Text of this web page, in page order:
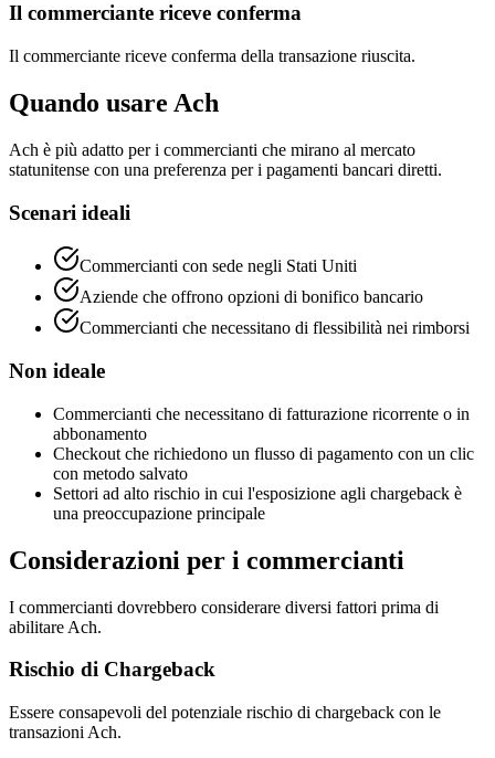
Il commerciante riceve conferma
Il commerciante riceve conferma della transazione riuscita.
Quando usare Ach
Ach è più adatto per i commercianti che mirano al mercato
statunitense con una preferenza per i pagamenti bancari diretti.
Scenari ideali
Commercianti con sede negli Stati Uniti
Aziende che offrono opzioni di bonifico bancario
Commercianti che necessitano di flessibilità nei rimborsi
Non ideale
Commercianti che necessitano di fatturazione ricorrente o in
abbonamento
Checkout che richiedono un flusso di pagamento con un clic
con metodo salvato
Settori ad alto rischio in cui l'esposizione agli chargeback è
una preoccupazione principale
Considerazioni per i commercianti
I commercianti dovrebbero considerare diversi fattori prima di
abilitare Ach.
Rischio di Chargeback
Essere consapevoli del potenziale rischio di chargeback con le
transazioni Ach.